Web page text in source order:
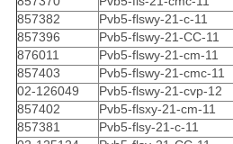
857382
Pvb5-flswy-21-c-11
857396
Pvb5-flswy-21-CC-11
876011
Pvb5-flswy-21-cm-11
857403
Pvb5-flswy-21-cmc-11
02-126049
Pvb5-flswy-21-cvp-12
857402
Pvb5-flsxy-21-cm-11
857381
Pvb5-flsy-21-c-11